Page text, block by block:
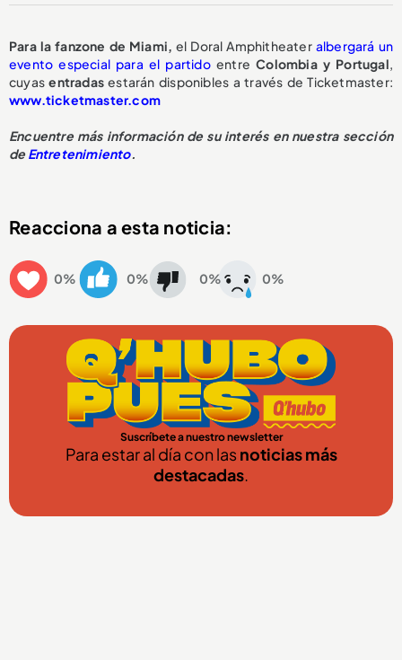
Para la fanzone de Miami,el Doral Amphitheateralbergará un
evento especial para el partidoentreColombia y Portugal,
cuyasentradasestarán disponibles a través de Ticketmaster:
www.ticketmaster.com
Encuentre más información de su interés en nuestra sección
deEntretenimiento.
Reacciona a esta noticia:
0% 0% 0% 0%
Suscríbete a nuestro newsletter
Para estar al día con lasnoticias más
destacadas.